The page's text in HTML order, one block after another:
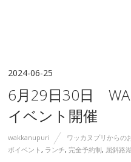
2024-06-25
6月29日30日
イベント開催
wakkanupuri ワッカヌプリからの
ボイベント, ランチ,完全予約制, 屈斜路